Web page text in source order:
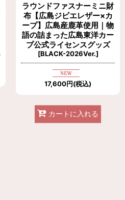
ラウンドファスナーミニ財
布【広島ジビエレザー×カ
ープ】広島産鹿革使用｜物
語の詰まった広島東洋カー
プ公式ライセンスグッズ
[BLACK-2026Ver.]
17,600円(税込)
カートに入れる